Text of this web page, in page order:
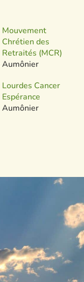
Mouvement
Chrétien des
Retraités (MCR)
Aumônier
Lourdes Cancer
Espérance
Aumônier